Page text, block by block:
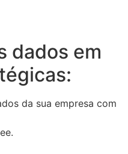
dados em
da sua empresa com